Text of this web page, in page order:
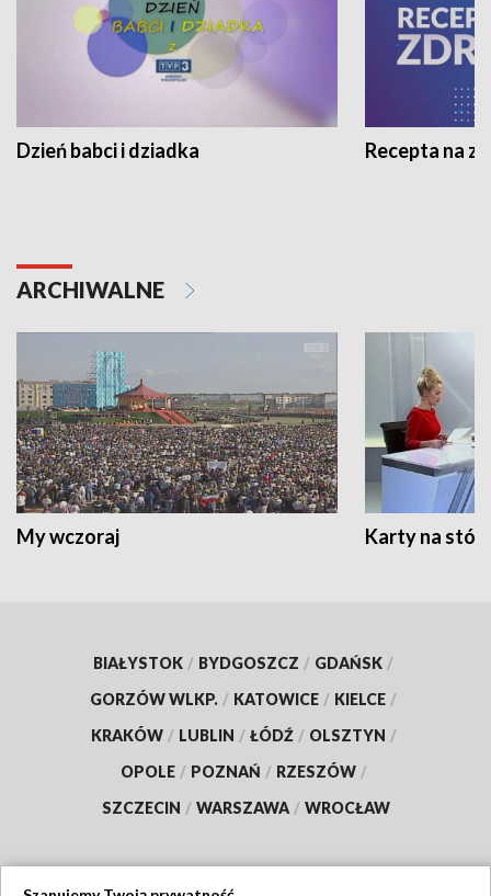
Dzień babci i dziadka Recepta na
ARCHIWALNE
My wczoraj Karty na
BIAŁYSTOK / BYDGOSZCZ / GDAŃSK /
GORZÓW WLKP. / KATOWICE / KIELCE /
KRAKÓW / LUBLIN / ŁÓDŹ / OLSZTYN /
OPOLE / POZNAŃ / RZESZÓW /
SZCZECIN / WARSZAWA / WROCŁAW